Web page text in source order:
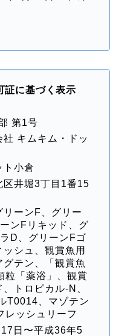
証に基づく表示
第1号
キムキム・ドッ
ト小倉
区井堀3丁目1番15
ーンF、グリー
ンFリキッド、グ
D、グリーンFゴ
シュ、観賞魚用
テン、「観賞魚
粒「薬浴」、観賞
トロピカル-N、
T0014、マゾテン
レッシュリーフ
日〜平成36年5